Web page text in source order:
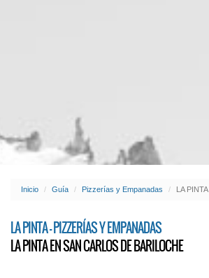
Inicio Guía Pizzerías y Empanadas LA PINTA
LA PINTA - PIZZERÍAS Y EMPANADAS
LA PINTA EN SAN CARLOS DE BARILOCHE